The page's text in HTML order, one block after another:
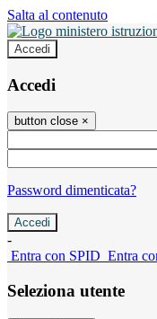
Salta al contenuto
Accedi
Accedi
button close ×
Password dimenticata?
-
Entra con SPID Entra
Seleziona utente